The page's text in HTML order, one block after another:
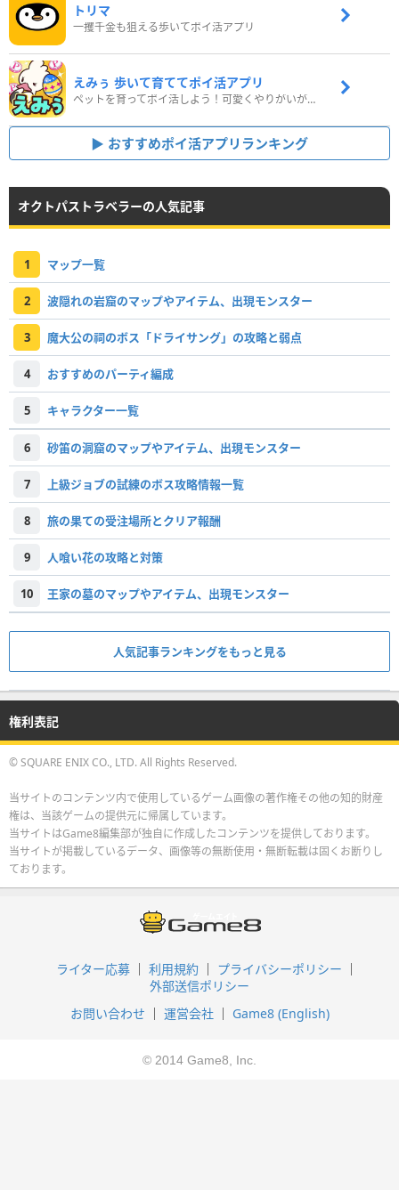
トリマ
一攫千金も狙える歩いてポイ活アプリ
えみぅ 歩いて育ててポイ活アプリ
ペットを育ってポイ活しよう！可愛くやりがいがある新感覚アプリ
おすすめポイ活アプリランキング
オクトパストラベラーの人気記事
1 マップ一覧
2 波隠れの岩窟のマップやアイテム、出現モンスター
3 魔大公の祠のボス「ドライサング」の攻略と弱点
4 おすすめのパーティ編成
5 キャラクター一覧
6 砂笛の洞窟のマップやアイテム、出現モンスター
7 上級ジョブの試練のボス攻略情報一覧
8 旅の果ての受注場所とクリア報酬
9 人喰い花の攻略と対策
10 王家の墓のマップやアイテム、出現モンスター
人気記事ランキングをもっと見る
権利表記
© SQUARE ENIX CO., LTD. All Rights Reserved.
当サイトのコンテンツ内で使用しているゲーム画像の著作権その他の知的財産
権は、当該ゲームの提供元に帰属しています。
当サイトはGame8編集部が独自に作成したコンテンツを提供しております。
当サイトが掲載しているデータ、画像等の無断使用・無断転載は固くお断りし
ております。
ライター応募 利用規約
プライバシーポリシー
外部送信ポリシー
お問い合わせ
運営会社 Game8 (English)
© 2014 Game8, Inc.